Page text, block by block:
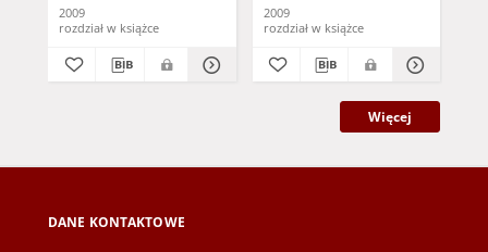
2009
rozdział w książce
2009
rozdział w książce
Więcej
DANE KONTAKTOWE